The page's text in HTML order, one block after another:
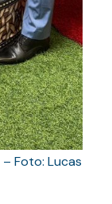
– Foto: Lucas